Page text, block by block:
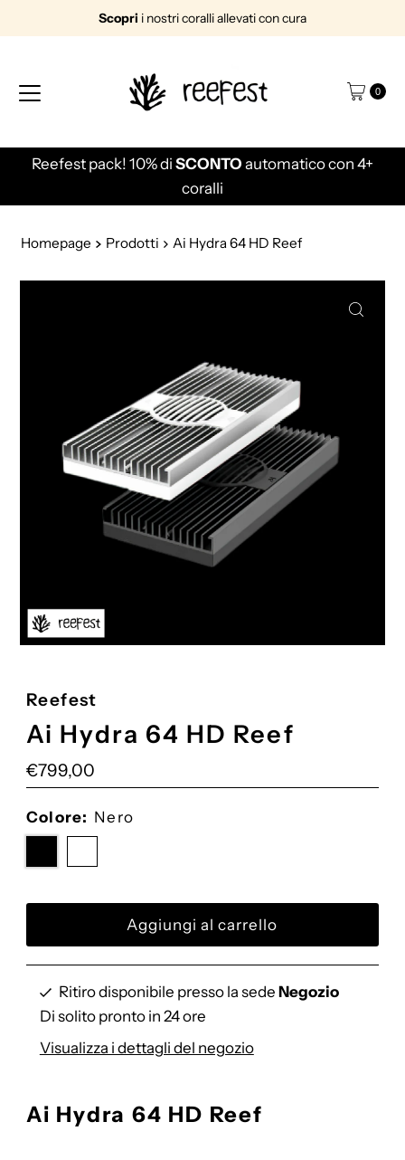
Vai direttamente ai contenuti
Scopri i nostri coralli allevati con cura
0
10% diSCONTOautomatico con 4+
Spedizione
Homepage Prodotti Ai Hydra 64 HD Reef
Reefest
Ai Hydra 64 HD Reef
Prezzo
di
listino
€799,00
Colore: Nero
Ritiro disponibile presso la sede Negozio
Di solito pronto in 24 ore
Visualizza i dettagli del negozio
Ai Hydra 64 HD Reef